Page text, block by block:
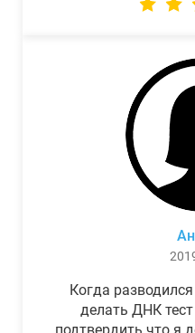
Когда
делать ДНК